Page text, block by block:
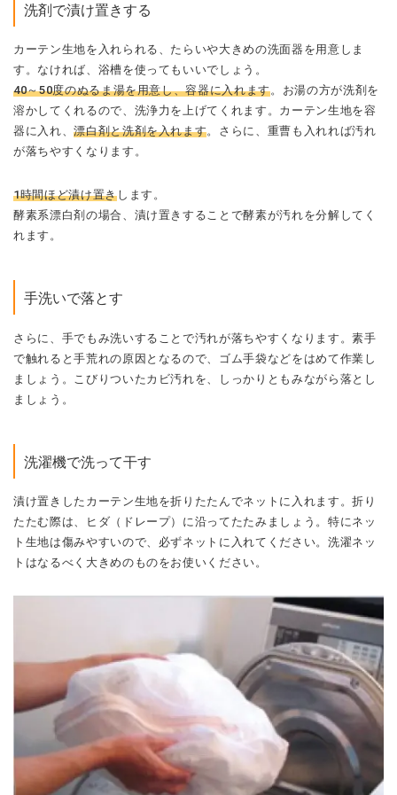
洗剤で漬け置きする
カーテン生地を入れられる、たらいや大きめの洗面器を用意しま
す。なければ、浴槽を使ってもいいでしょう。
40～50度のぬるま湯を用意し、容器に入れます。お湯の方が洗剤を
溶かしてくれるので、洗浄力を上げてくれます。カーテン生地を容
器に入れ、漂白剤と洗剤を入れます。さらに、重曹も入れれば汚れ
が落ちやすくなります。
1時間ほど漬け置きします。
酵素系漂白剤の場合、漬け置きすることで酵素が汚れを分解してく
れます。
手洗いで落とす
さらに、手でもみ洗いすることで汚れが落ちやすくなります。素手
で触れると手荒れの原因となるので、ゴム手袋などをはめて作業し
ましょう。こびりついたカビ汚れを、しっかりともみながら落とし
ましょう。
洗濯機で洗って干す
漬け置きしたカーテン生地を折りたたんでネットに入れます。折り
たたむ際は、ヒダ（ドレープ）に沿ってたたみましょう。特にネッ
ト生地は傷みやすいので、必ずネットに入れてください。洗濯ネッ
トはなるべく大きめのものをお使いください。